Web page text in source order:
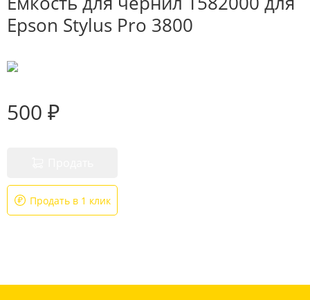
Epson Stylus Pro 3800
500 ₽
Продать в 1 клик